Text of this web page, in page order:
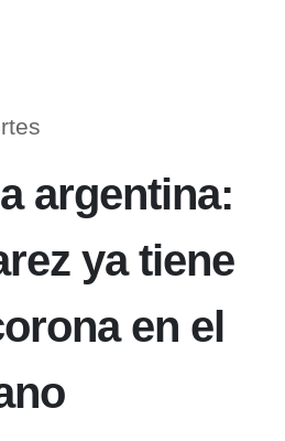
argentina:
ya tiene
en el